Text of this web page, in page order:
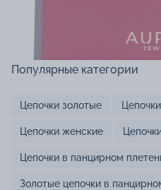
Популярные категории
Цепочки золотые
Цепочки женские
Цепочки в панцирном
Золотые цепочки в